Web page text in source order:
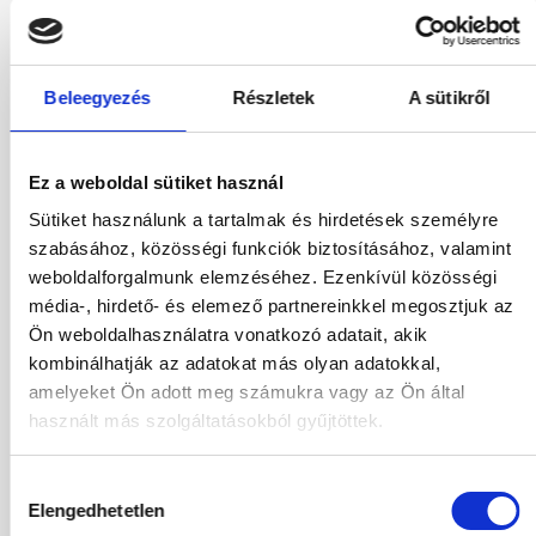
Beleegyezés Részletek A sütikről
Ez a weboldal sütiket használ
Sütiket használunk a tartalmak és hirdetések személyre
szabásához, közösségi funkciók biztosításához, valamint
weboldalforgalmunk elemzéséhez. Ezenkívül közösségi
média-, hirdető- és elemező partnereinkkel megosztjuk az
Ön weboldalhasználatra vonatkozó adatait, akik
kombinálhatják az adatokat más olyan adatokkal,
amelyeket Ön adott meg számukra vagy az Ön által
használt más szolgáltatásokból gyűjtöttek.
kiválasztása
Elengedhetetlen
709 380
2Felnőttek,0 Gyermekek
Budapest Járatinformációk
All Inclusive
731 780HUF
2Felnőttek,0 Gyermekek Kiválasztás
03.11.2026- 08.11.2026(5 Éjszaka)
BudapestJáratinformációk
Kétágyas Superior Kertre Néző Szoba
2Felnőttek,0 Gyermekek